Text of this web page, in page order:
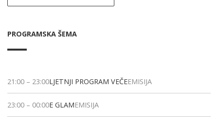
PROGRAMSKA ŠEMA
21:00 – 23:00LJETNJI PROGRAM VEČEEMISIJA
23:00 – 00:00E GLAMEMISIJA